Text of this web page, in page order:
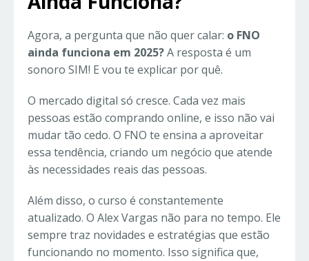
Agora, a pergunta que não quer calar: o FNO
ainda funciona em 2025?A resposta é um
sonoro SIM! E vou te explicar por quê.
O mercado digital só cresce. Cada vez mais
pessoas estão comprando online, e isso não vai
mudar tão cedo. O FNO te ensina a aproveitar
essa tendência, criando um negócio que atende
às necessidades reais das pessoas.
Além disso, o curso é constantemente
atualizado. O Alex Vargas não para no tempo. Ele
sempre traz novidades e estratégias que estão
funcionando no momento. Isso significa que,